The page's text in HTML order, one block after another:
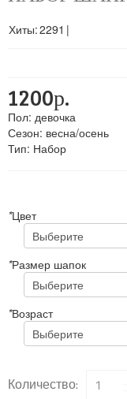
Хиты:2291 |
1200р.
Пол: девочка
Сезон: весна/осень
Тип: Набор
*Цвет
*Размер шапок
*Возраст
Количество: